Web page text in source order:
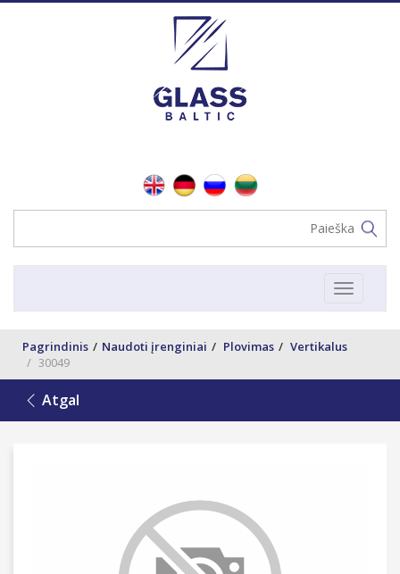
Toggle
Pagrindinis Naudoti įrenginiai Plovimas
Vertikalus
30049
Atgal